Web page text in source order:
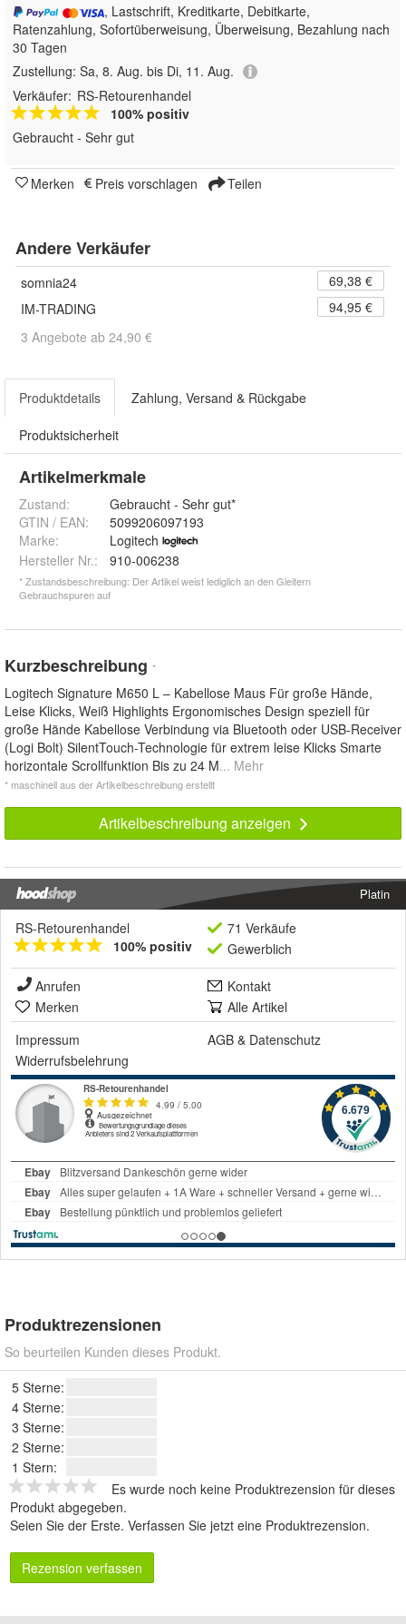
, Lastschrift, Kreditkarte, Debitkarte,
Ratenzahlung, Sofortüberweisung, Überweisung, Bezahlung nach
30 Tagen
Zustellung: Sa, 8. Aug. bis Di, 11. Aug.
Verkäufer: RS-Retourenhandel
100% positiv
Gebraucht - Sehr gut
Merken Preis vorschlagen Teilen
Andere Verkäufer
somnia24
69,38 €
IM-TRADING
94,95 €
3 Angebote ab 24,90 €
Produktdetails Zahlung, Versand & Rückgabe
Produktsicherheit
Artikelmerkmale
Zustand:
Gebraucht - Sehr gut*
GTIN / EAN:
5099206097193
Marke:
Logitech
Hersteller Nr.:
910-006238
* Zustandsbeschreibung: Der Artikel weist lediglich an den Gleitern
Gebrauchspuren auf
Kurzbeschreibung *
Logitech Signature M650 L – Kabellose Maus Für große Hände,
Leise Klicks, Weiß Highlights Ergonomisches Design speziell für
große Hände Kabellose Verbindung via Bluetooth oder USB-Receiver
(Logi Bolt) SilentTouch-Technologie für extrem leise Klicks Smarte
horizontale Scrollfunktion Bis zu 24 M... Mehr
* maschinell aus der Artikelbeschreibung erstellt
Artikelbeschreibung anzeigen
Platin
RS-Retourenhandel
100% positiv
71 Verkäufe
Gewerblich
Anrufen
Kontakt
Merken
Alle Artikel
Impressum
AGB & Datenschutz
Widerrufsbelehrung
Produktrezensionen
So beurteilen Kunden dieses Produkt.
5 Sterne:
4 Sterne:
3 Sterne:
2 Sterne:
1 Stern:
Es wurde noch keine Produktrezension für dieses
Produkt abgegeben.
Seien Sie der Erste. Verfassen Sie jetzt eine Produktrezension.
Rezension verfassen